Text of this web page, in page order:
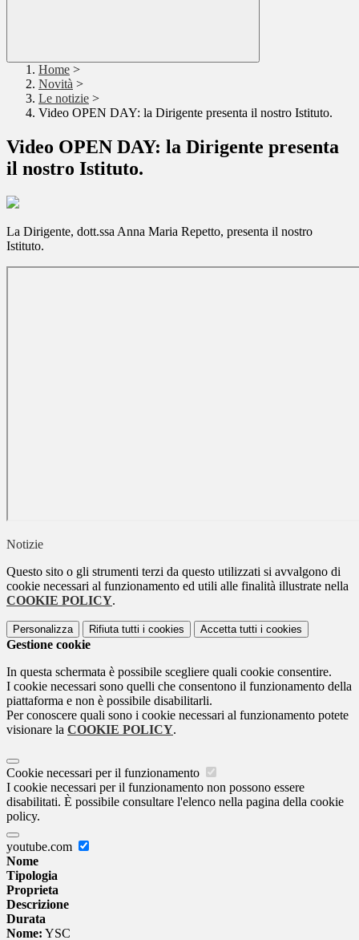
Home >
Novità >
Le notizie >
Video OPEN DAY: la Dirigente presenta il nostro Istituto.
Video OPEN DAY: la Dirigente presenta
il nostro Istituto.
La Dirigente, dott.ssa Anna Maria Repetto, presenta il nostro
Istituto.
Notizie
Questo sito o gli strumenti terzi da questo utilizzati si avvalgono di
cookie necessari al funzionamento ed utili alle finalità illustrate nella
COOKIE POLICY.
Personalizza Rifiuta tutti i cookies Accetta tutti i cookies
Gestione cookie
In questa schermata è possibile scegliere quali cookie consentire.
I cookie necessari sono quelli che consentono il funzionamento della
piattaforma e non è possibile disabilitarli.
Per conoscere quali sono i cookie necessari al funzionamento potete
visionare la COOKIE POLICY.
Cookie necessari per il funzionamento
I cookie necessari per il funzionamento non possono essere
disabilitati. È possibile consultare l'elenco nella pagina della cookie
policy.
youtube.com
Nome
Tipologia
Proprieta
Descrizione
Durata
Nome: YSC